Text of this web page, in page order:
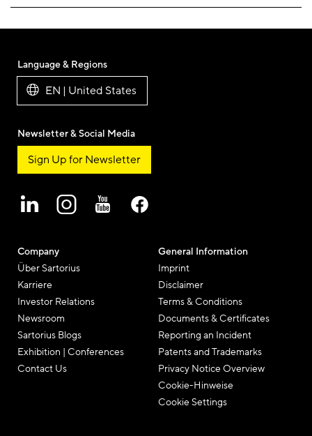
Company
Über Sartorius
Karriere
Investor Relations
Newsroom
Sartorius Blogs
Exhibition | Conferences
Contact Us
General Information
Imprint
Disclaimer
Terms & Conditions
Documents & Certificates
Reporting an Incident
Patents and Trademarks
Privacy Notice Overview
Cookie-Hinweise
Cookie Settings
Language & Regions
EN | United States
Newsletter & Social Media
Sign Up for Newsletter